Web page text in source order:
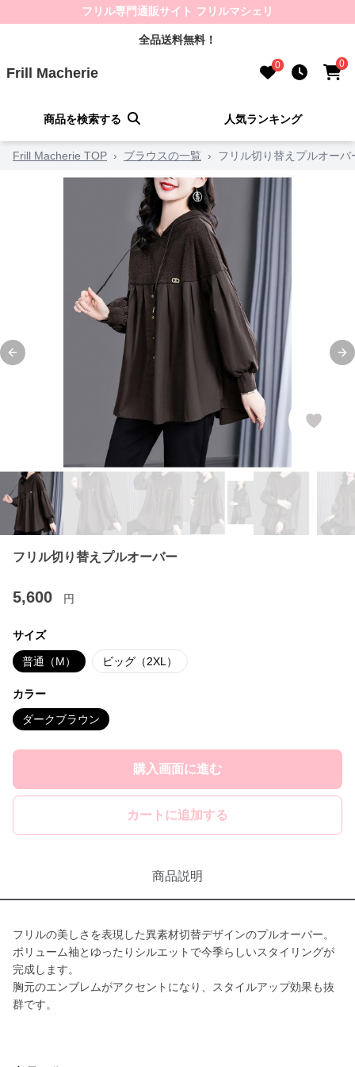
フリル専門通販サイト フリルマシェリ
全品送料無料！
Frill Macherie 0 0
商品を検索する 人気ランキング
Frill Macherie TOP › ブラウスの一覧 › フリル切り替えプルオーバ
Previous slide
フリル切り替えプルオーバー
5,600 円
サイズ
普通（M） ビッグ（2XL）
カラー
ダークブラウン
購入画面に進む
カートに追加する
商品説明
フリルの美しさを表現した異素材切替デザインのプルオーバー。
ボリューム袖とゆったりシルエットで今季らしいスタイリングが
完成します。
胸元のエンブレムがアクセントになり、スタイルアップ効果も抜
群です。